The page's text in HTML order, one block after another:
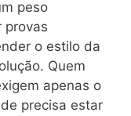
peso
provas
o estilo da
Quem
apenas o
precisa estar